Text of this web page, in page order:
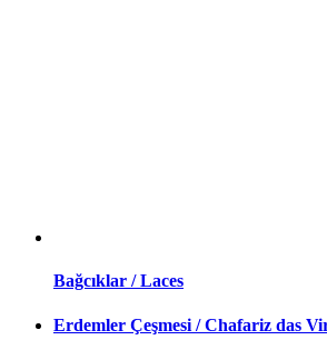
Bağcıklar / Laces
Erdemler Çeşmesi / Chafariz das